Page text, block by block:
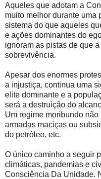
Aqueles que adotam a
muito melhor durante uma
sistema do que aqueles
e ações dominantes do
ignoram as pistas de que
sobrevivência.
Apesar dos enormes
a injustiça, continua uma
elite dominante e a
será a destruição do
Um regime moribundo
armadas maciças ou
do petróleo, etc.
O único caminho a seguir
climáticas, pandemias e
Consciência Da Unidade.